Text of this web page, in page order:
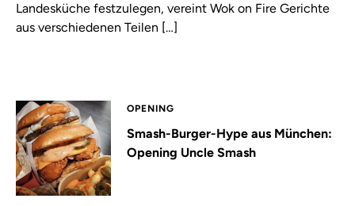
Landesküche festzulegen, vereint Wok on Fire Gerichte
aus verschiedenen Teilen […]
OPENING
Smash-Burger-Hype aus München:
Opening Uncle Smash